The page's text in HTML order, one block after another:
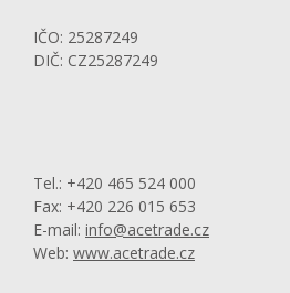
IČO: 25287249
DIČ: CZ25287249
Tel.: +420 465 524 000
Fax: +420 226 015 653
E-mail: info@acetrade.cz
Web: www.acetrade.cz